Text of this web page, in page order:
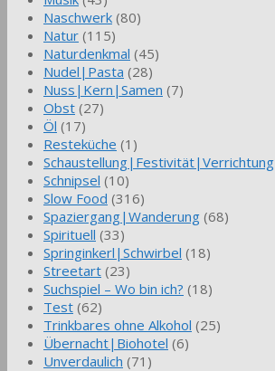
Naschwerk (80)
Natur (115)
Naturdenkmal (45)
Nudel|Pasta (28)
Nuss|Kern|Samen (7)
Obst (27)
Öl (17)
Resteküche (1)
Schaustellung|Festivität|Verrichtung
Schnipsel (10)
Slow Food (316)
Spaziergang|Wanderung (68)
Spirituell (33)
Springinkerl|Schwirbel (18)
Streetart (23)
Suchspiel – Wo bin ich? (18)
Test (62)
Trinkbares ohne Alkohol (25)
Übernacht|Biohotel (6)
Unverdaulich (71)